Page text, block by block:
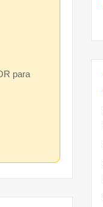
para